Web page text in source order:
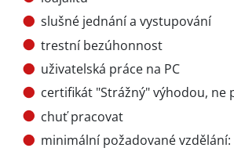
slušné jednání a vystupování
trestní bezúhonnost
uživatelská práce na PC
certifikát "Strážný" výhodou, ne
chuť pracovat
minimální požadované